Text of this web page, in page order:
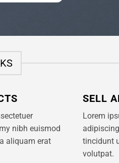
nibh euismod
aliquam erat
SELL
Lorem
tincidunt
volutpat.